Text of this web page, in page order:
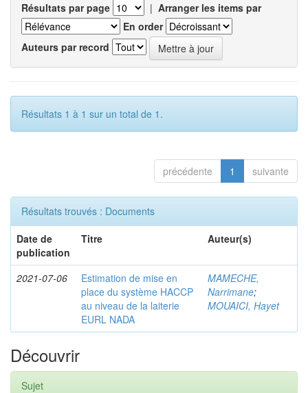
Résultats par page | Arranger les items par
En order
Auteurs par record
Résultats 1 à 1 sur un total de 1.
précédente 1 suivante
Résultats trouvés : Documents
Date de
publication
Titre Auteur(s)
2021-07-06
Estimation de mise en
place du système HACCP
au niveau de la laiterie
EURL NADA
MAMECHE,
Narrimane;
MOUAICI, Hayet
Découvrir
Sujet